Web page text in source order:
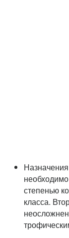
степенью
класса.